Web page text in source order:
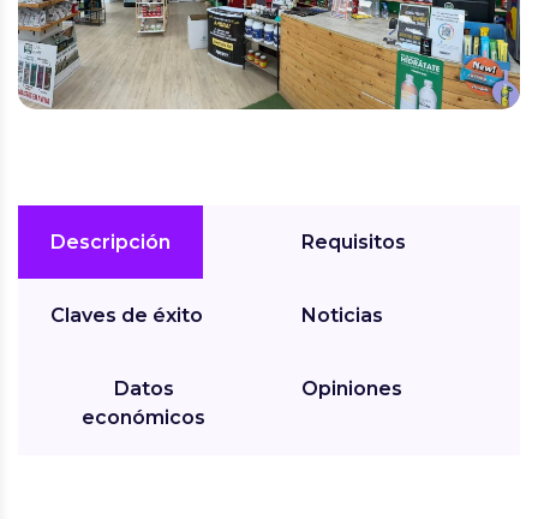
Descripción
Claves de éxito
Datos
económicos
Requisitos
Noticias
Opiniones